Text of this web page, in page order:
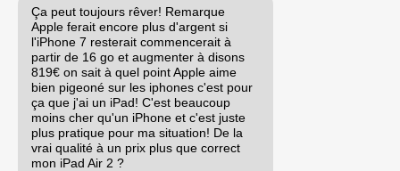
Ça peut toujours rêver! Remarque
Apple ferait encore plus d'argent si
l'iPhone 7 resterait commencerait à
partir de 16 go et augmenter à disons
819€ on sait à quel point Apple aime
bien pigeoné sur les iphones c'est pour
ça que j'ai un iPad! C'est beaucoup
moins cher qu'un iPhone et c'est juste
plus pratique pour ma situation! De la
vrai qualité à un prix plus que correct
mon iPad Air 2 ?